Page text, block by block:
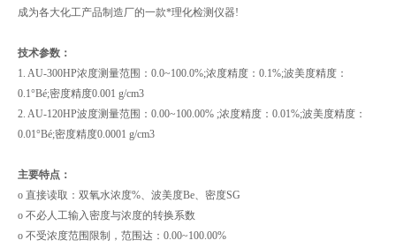
成为各大化工产品制造厂的一款*理化检测仪器!
技术参数：
1. AU-300HP浓度测量范围：0.0~100.0%;浓度精度：0.1%;波美度精度：
0.1°Bé;密度精度0.001 g/cm3
2. AU-120HP波度测量范围：0.00~100.00% ;浓度精度：0.01%;波美度精度：
0.01°Bé;密度精度0.0001 g/cm3
主要特点：
o 直接读取：双氧水浓度%、波美度Be、密度SG
o 不必人工输入密度与浓度的转换系数
o 不受浓度范围限制，范围达：0.00~100.00%